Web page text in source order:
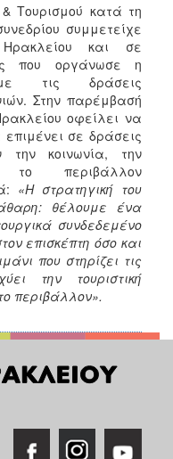
Τουρισμού κατά τη
συμμετείχε
και σε
που οργάνωσε η
τις δράσεις
Στην παρέμβασή
οφείλει να
επιμένει σε δράσεις
την κοινωνία, την
το περιβάλλον
«Η στρατηγική του
θέλουμε ένα
συνδεδεμένο
επισκέπτη όσο και
που στηρίζει τις
την τουριστική
περιβάλλον».